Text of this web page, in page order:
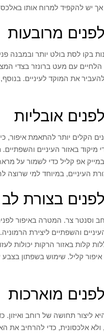
אך יש להקפיד למרוח אותו
מרובעות
בקו לסת בולט יותר ובמבנה
הלחיים עם מעט ברונזר בצדי
את המוקד לעיניים. בנוסף,
אובליות
הקלים יותר להתאמת איפור,
מיקוד באזור העיניים
אפ קליל כדי לשמור על
העיניים, במיוחד למי שרוצה
בצורת לב
וסנטר צר. המטרה באיפור לפנים
והשפתיים ליצירת
באזור הרקות יכולות
איפור קליל. שימוש בשפתון
מוארכות
ליצור תחושה של רוחב
אלכסונית, כדי להרחיב את